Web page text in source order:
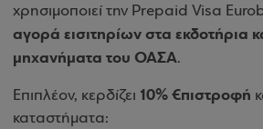
χρησιμοποιεί την Prepaid Visa
αγορά εισιτηρίων στα εκδοτήρια
μηχανήματα του ΟΑΣΑ.
Επιπλέον, κερδίζει 10% €πιστροφή
καταστήματα: